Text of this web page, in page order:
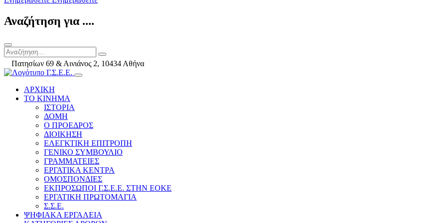
Αναζήτηση για ....
Πατησίων 69 & Αινιάνος 2, 10434 Αθήνα
ΑΡΧΙΚΗ
ΤΟ ΚΙΝΗΜΑ
ΙΣΤΟΡΙΑ
ΔΟΜΗ
Ο ΠΡΟΕΔΡΟΣ
ΔΙΟΙΚΗΣΗ
ΕΛΕΓΚΤΙΚΗ ΕΠΙΤΡΟΠΗ
ΓΕΝΙΚΟ ΣΥΜΒΟΥΛΙΟ
ΓΡΑΜΜΑΤΕΙΕΣ
ΕΡΓΑΤΙΚΑ ΚΕΝΤΡΑ
ΟΜΟΣΠΟΝΔΙΕΣ
ΕΚΠΡΟΣΩΠΟΙ Γ.Σ.Ε.Ε. ΣΤΗΝ ΕΟΚΕ
ΕΡΓΑΤΙΚΗ ΠΡΩΤΟΜΑΓΙΑ
Σ.Σ.Ε.
ΨΗΦΙΑΚΑ ΕΡΓΑΛΕΙΑ